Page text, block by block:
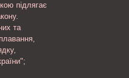
підлягає
та